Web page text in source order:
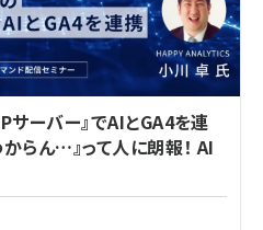
サーバー』でAIとGA4を連
らん…』って人に朗報！ AI